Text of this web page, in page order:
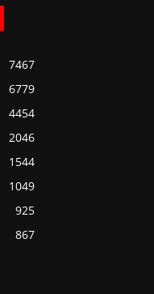
7467
6779
4454
2046
1544
1049
925
867